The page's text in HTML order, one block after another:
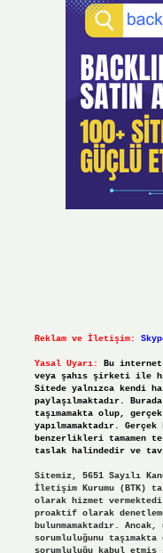
Reklam ve İletişim:
Yasal Uyarı:
Bu
veya şahıs şirketi ile
Sitede yalnızca kendi
paylaşılmaktadır.
taşımamakta olup,
yapılmamaktadır.
benzerlikleri tamamen
taslak halindedir ve
Sitemiz, 5651 Sayılı
İletişim Kurumu (BTK)
olarak hizmet
proaktif olarak
bulunmamaktadır.
sorumluluğunu